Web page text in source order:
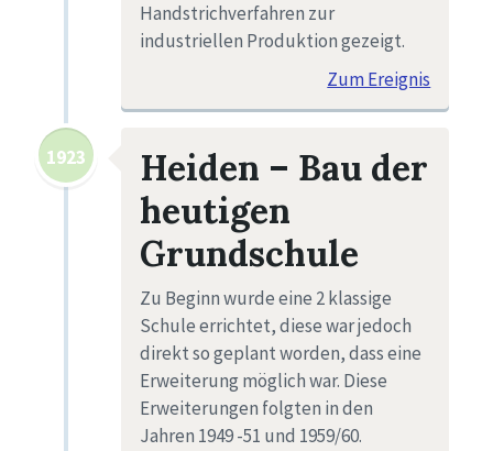
Handstrichverfahren zur
industriellen Produktion gezeigt.
Zum Ereignis
1923
Heiden – Bau der
heutigen
Grundschule
Zu Beginn wurde eine 2 klassige
Schule errichtet, diese war jedoch
direkt so geplant worden, dass eine
Erweiterung möglich war. Diese
Erweiterungen folgten in den
Jahren 1949 -51 und 1959/60.